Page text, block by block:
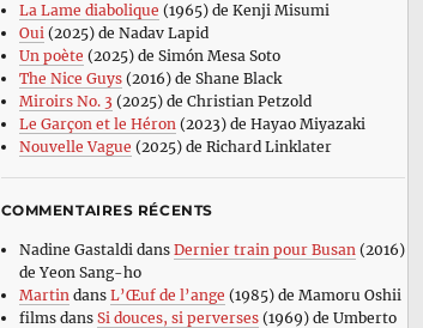
La Lame diabolique (1965) de Kenji Misumi
Oui(2025) de Nadav Lapid
Un poète (2025) de Simón Mesa Soto
The Nice Guys(2016) de Shane Black
Miroirs No. 3 (2025) de Christian Petzold
Le Garçon et le Héron(2023) de Hayao Miyazaki
Nouvelle Vague (2025) de Richard Linklater
COMMENTAIRES RÉCENTS
Nadine Gastaldi dans Dernier train pour Busan (2016)
de Yeon Sang-ho
Martin dans L’Œuf de l’ange (1985) de Mamoru Oshii
filmsdans Si douces, si perverses(1969) de Umberto